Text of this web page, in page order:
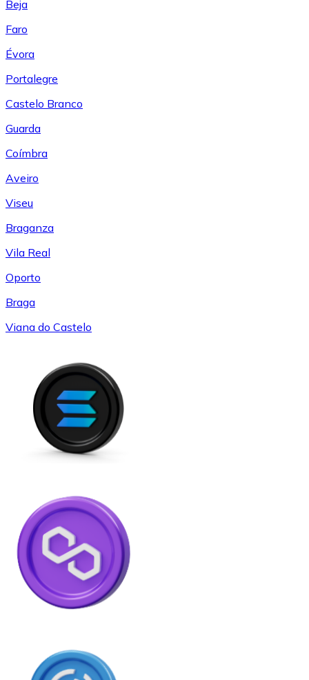
Beja
Faro
Évora
Portalegre
Castelo Branco
Guarda
Coímbra
Aveiro
Viseu
Braganza
Vila Real
Oporto
Braga
Viana do Castelo